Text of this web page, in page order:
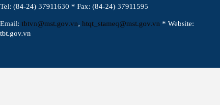
Tel: (84-24) 37911630 * Fax: (84-24) 37911595
Email: tbtvn@mst.gov.vn, htqt_stameq@mst.gov.vn * Website:
tbt.gov.vn